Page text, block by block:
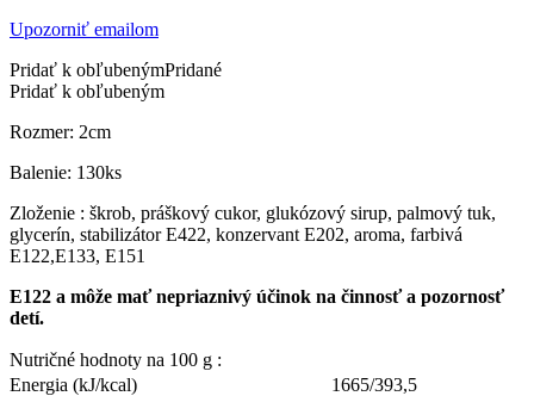
Upozorniť emailom
Pridať k obľubenýmPridané
Pridať k obľubeným
Rozmer: 2cm
Balenie: 130ks
Zloženie : škrob, práškový cukor, glukózový sirup, palmový tuk,
glycerín, stabilizátor E422, konzervant E202, aroma, farbivá
E122,E133, E151
E122 a môže mať nepriaznivý účinok na činnosť a pozornosť
detí.
Nutričné hodnoty na 100 g :
Energia (kJ/kcal)
1665/393,5